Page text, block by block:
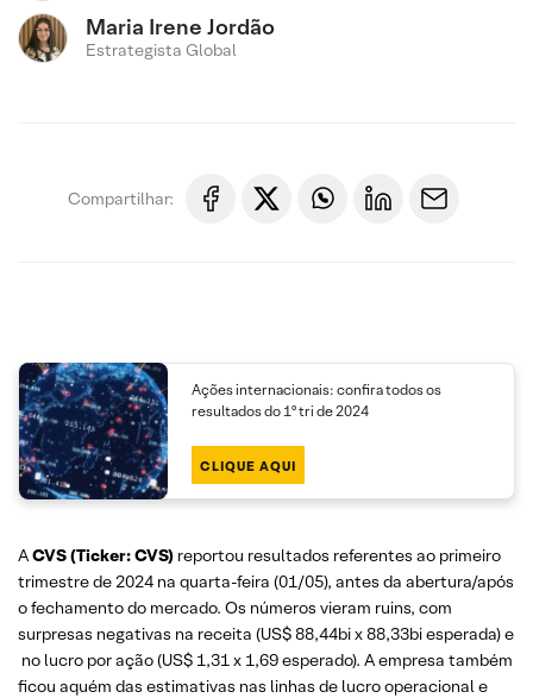
Maria Irene Jordão
Estrategista Global
Compartilhar:
Ações internacionais: confira todos os
resultados do 1º tri de 2024
CLIQUE AQUI
ACVS (Ticker: CVS) reportou resultados referentes ao primeiro
trimestre de 2024 na quarta-feira (01/05), antes da abertura/após
o fechamento do mercado. Os números vieram ruins, com
surpresas negativas na receita (US$ 88,44bi x 88,33bi esperada) e
no lucro por ação (US$ 1,31 x 1,69 esperado). A empresa também
ficou aquém das estimativas nas linhas de lucro operacional e